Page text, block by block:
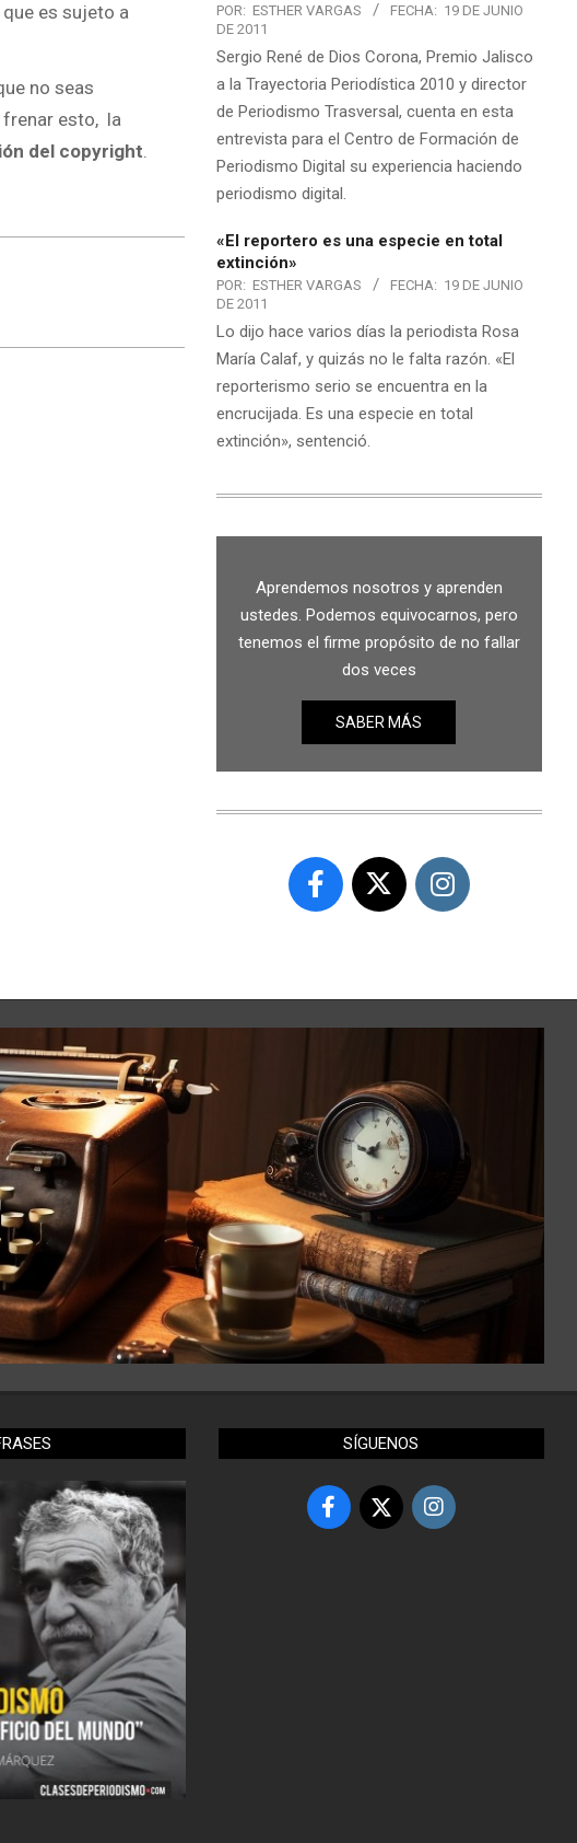
es sujeto a
no seas
frenar esto, la
del copyright.
POR: ESTHER VARGAS FECHA: 19 DE JUNIO
DE 2011
Sergio René de Dios Corona, Premio Jalisco
a la Trayectoria Periodística 2010 y director
de Periodismo Trasversal, cuenta en esta
entrevista para el Centro de Formación de
Periodismo Digital su experiencia haciendo
periodismo digital.
«El reportero es una especie en total
extinción»
POR: ESTHER VARGAS FECHA: 19 DE JUNIO
DE 2011
Lo dijo hace varios días la periodista Rosa
María Calaf, y quizás no le falta razón. «El
reporterismo serio se encuentra en la
encrucijada. Es una especie en total
extinción», sentenció.
Aprendemos nosotros y aprenden
ustedes. Podemos equivocarnos, pero
tenemos el firme propósito de no fallar
dos veces
SABER MÁS
SÍGUENOS